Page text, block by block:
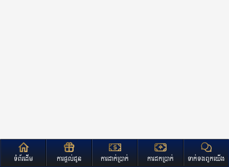
ទំព័រដើម ការផ្តល់ជូន ការដាក់ប្រាក់ ការដកប្រាក់ ទាក់ទងពួកយើង